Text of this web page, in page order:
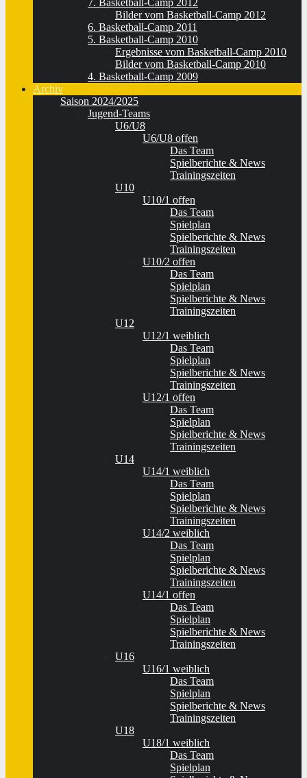
7. Basketball-Camp 2012
Bilder vom Basketball-Camp 2012
6. Basketball-Camp 2011
5. Basketball-Camp 2010
Ergebnisse vom Basketball-Camp 2010
Bilder vom Basketball-Camp 2010
4. Basketball-Camp 2009
Archiv
Saison 2024/2025
Jugend-Teams
U6/U8
U6/U8 offen
Das Team
Spielberichte & News
Trainingszeiten
U10
U10/1 offen
Das Team
Spielplan
Spielberichte & News
Trainingszeiten
U10/2 offen
Das Team
Spielplan
Spielberichte & News
Trainingszeiten
U12
U12/1 weiblich
Das Team
Spielplan
Spielberichte & News
Trainingszeiten
U12/1 offen
Das Team
Spielplan
Spielberichte & News
Trainingszeiten
U14
U14/1 weiblich
Das Team
Spielplan
Spielberichte & News
Trainingszeiten
U14/2 weiblich
Das Team
Spielplan
Spielberichte & News
Trainingszeiten
U14/1 offen
Das Team
Spielplan
Spielberichte & News
Trainingszeiten
U16
U16/1 weiblich
Das Team
Spielplan
Spielberichte & News
Trainingszeiten
U18
U18/1 weiblich
Das Team
Spielplan